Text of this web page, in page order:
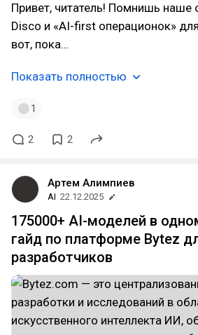
Привет, читатель! Помнишь наше
Disco и «AI-first операционок»
вот, пока…
Показать полностью
1
2 2
Артем Алимпиев
AI 22.12.2025
175000+ AI-моделей в
гайд по платформе Bytez
разработчиков